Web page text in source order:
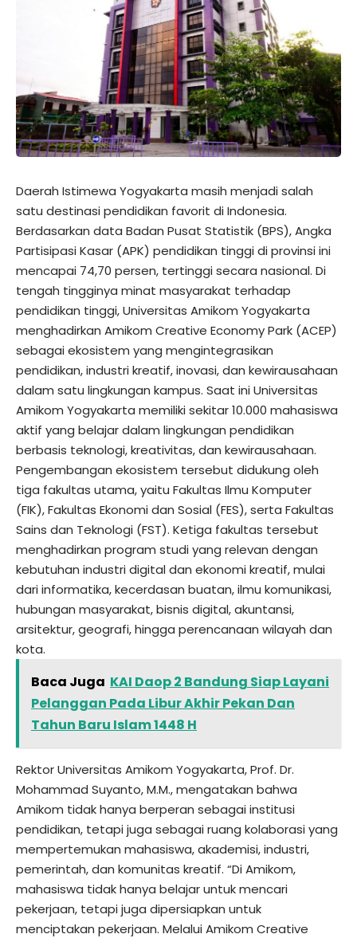
Daerah Istimewa Yogyakarta masih menjadi salah
satu destinasi pendidikan favorit di Indonesia.
Berdasarkan data Badan Pusat Statistik (BPS), Angka
Partisipasi Kasar (APK) pendidikan tinggi di provinsi ini
mencapai 74,70 persen, tertinggi secara nasional. Di
tengah tingginya minat masyarakat terhadap
pendidikan tinggi, Universitas Amikom Yogyakarta
menghadirkan Amikom Creative Economy Park (ACEP)
sebagai ekosistem yang mengintegrasikan
pendidikan, industri kreatif, inovasi, dan kewirausahaan
dalam satu lingkungan kampus. Saat ini Universitas
Amikom Yogyakarta memiliki sekitar 10.000 mahasiswa
aktif yang belajar dalam lingkungan pendidikan
berbasis teknologi, kreativitas, dan kewirausahaan.
Pengembangan ekosistem tersebut didukung oleh
tiga fakultas utama, yaitu Fakultas Ilmu Komputer
(FIK), Fakultas Ekonomi dan Sosial (FES), serta Fakultas
Sains dan Teknologi (FST). Ketiga fakultas tersebut
menghadirkan program studi yang relevan dengan
kebutuhan industri digital dan ekonomi kreatif, mulai
dari informatika, kecerdasan buatan, ilmu komunikasi,
hubungan masyarakat, bisnis digital, akuntansi,
arsitektur, geografi, hingga perencanaan wilayah dan
kota.
Baca Juga KAI Daop 2 Bandung Siap Layani
Pelanggan Pada Libur Akhir Pekan Dan
Tahun Baru Islam 1448 H
Rektor Universitas Amikom Yogyakarta, Prof. Dr.
Mohammad Suyanto, M.M., mengatakan bahwa
Amikom tidak hanya berperan sebagai institusi
pendidikan, tetapi juga sebagai ruang kolaborasi yang
mempertemukan mahasiswa, akademisi, industri,
pemerintah, dan komunitas kreatif. “Di Amikom,
mahasiswa tidak hanya belajar untuk mencari
pekerjaan, tetapi juga dipersiapkan untuk
menciptakan pekerjaan. Melalui Amikom Creative